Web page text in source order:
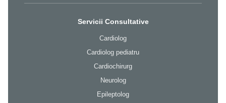
Servicii Consultative
Cardiolog
Cardiolog pediatru
Cardiochirurg
Neurolog
Epileptolog